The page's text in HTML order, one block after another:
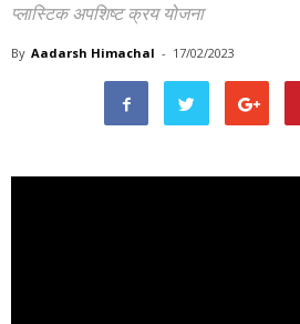
प्लास्टिक अपशिष्ट क्रय योजना
By Aadarsh Himachal - 17/02/2023